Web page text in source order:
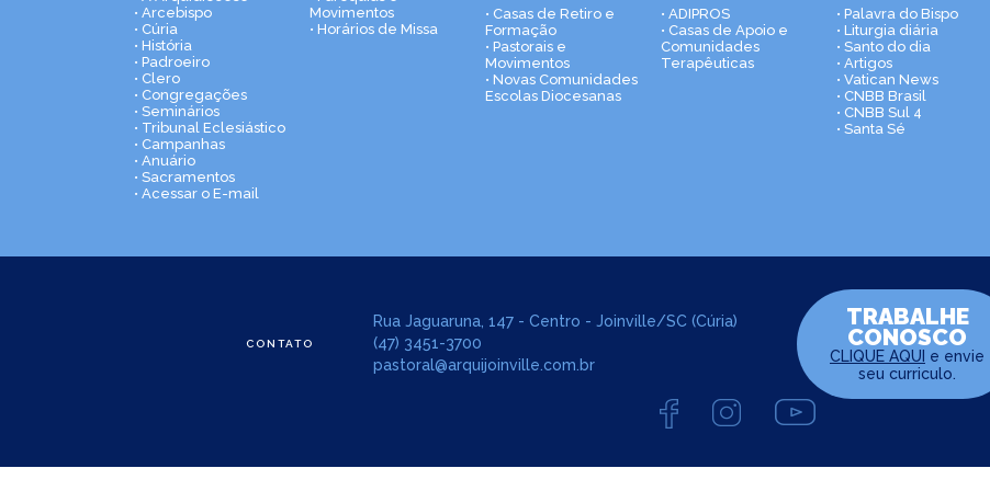
• Arcebispo
• Cúria
• História
• Padroeiro
• Clero
• Congregações
• Seminários
• Tribunal Eclesiástico
• Campanhas
• Anuário
• Sacramentos
• Acessar o E-mail
Movimentos
• Horários de Missa
• Casas de Retiro e
Formação
• Pastorais e
Movimentos
• Novas Comunidades
Escolas Diocesanas
• ADIPROS
• Casas de Apoio e
Comunidades
Terapêuticas
• Palavra do Bispo
• Liturgia diária
• Santo do dia
• Artigos
• Vatican News
• CNBB Brasil
• CNBB Sul 4
• Santa Sé
CONTATO
Rua Jaguaruna, 147 - Centro - Joinville/SC (Cúria)
(47) 3451-3700
pastoral@arquijoinville.com.br
TRABALHE
CONOSCO
CLIQUE AQUI e envie
seu curriculo.